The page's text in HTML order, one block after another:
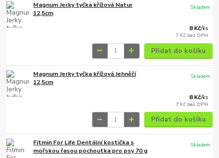
Magnum Jerky tyčka křížová Natur
12,5cm
8 Kč/ks
7 Kč bez DPH
Skladem
Přidat do košíku
Magnum Jerky tyčka křížová Jehněčí
12,5cm
8 Kč/ks
7 Kč bez DPH
Skladem
Přidat do košíku
Fitmin For Life Dentální kostička s
mořskou řasou pochoutka pro psy 70 g
Skladem